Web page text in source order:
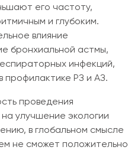
его частоту,
и глубоким.
влияние
бронхиальной астмы,
инфекций,
профилактике РЗ и АЗ.
проведения
улучшение экологии
в глобальном смысле
не сможет положительно